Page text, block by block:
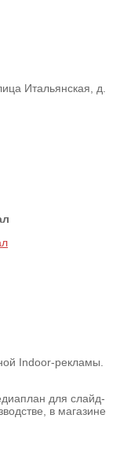
Итальянская, д.
Indoor-рекламы.
для слайд-
в магазине